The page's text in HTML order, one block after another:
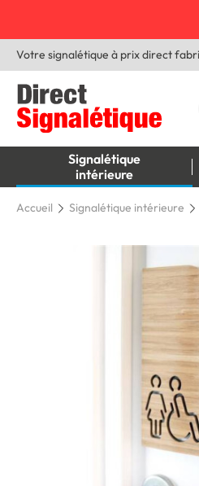
Votre signalétique à prix direct
Signalétique
intérieure
Accueil Signalétique intérieure